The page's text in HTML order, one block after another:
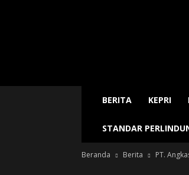
BERITA KEPRI
STANDAR
Beranda Berita PT.